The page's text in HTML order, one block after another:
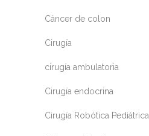
Cáncer de colon
Cirugía
cirugía ambulatoria
Cirugía endocrina
Cirugía Robótica Pediátrica